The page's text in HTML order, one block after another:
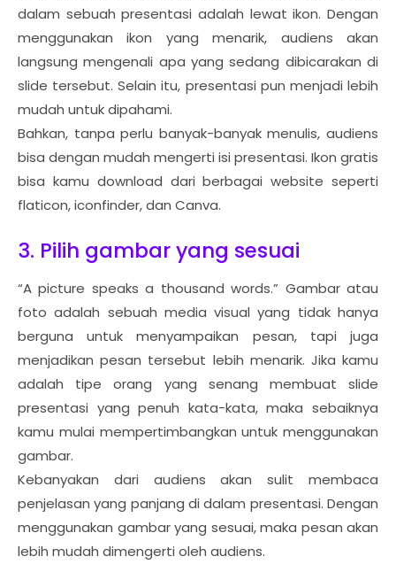
dalam sebuah presentasi adalah lewat ikon. Dengan
menggunakan ikon yang menarik, audiens akan
langsung mengenali apa yang sedang dibicarakan di
slide tersebut. Selain itu, presentasi pun menjadi lebih
mudah untuk dipahami.
Bahkan, tanpa perlu banyak-banyak menulis, audiens
bisa dengan mudah mengerti isi presentasi. Ikon gratis
bisa kamu download dari berbagai website seperti
flaticon, iconfinder, dan Canva.
3. Pilih gambar yang sesuai
“A picture speaks a thousand words.” Gambar atau
foto adalah sebuah media visual yang tidak hanya
berguna untuk menyampaikan pesan, tapi juga
menjadikan pesan tersebut lebih menarik. Jika kamu
adalah tipe orang yang senang membuat slide
presentasi yang penuh kata-kata, maka sebaiknya
kamu mulai mempertimbangkan untuk menggunakan
gambar.
Kebanyakan dari audiens akan sulit membaca
penjelasan yang panjang di dalam presentasi. Dengan
menggunakan gambar yang sesuai, maka pesan akan
lebih mudah dimengerti oleh audiens.